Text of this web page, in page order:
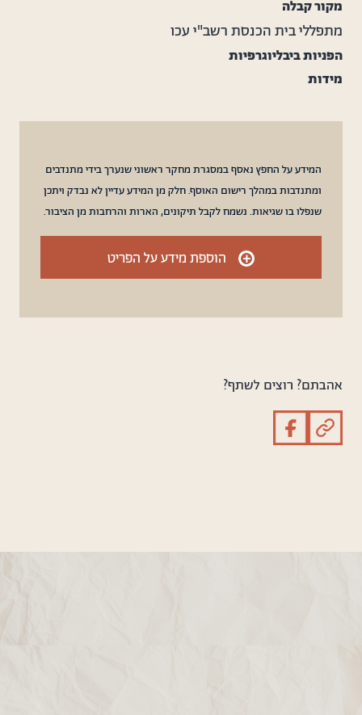
מקור קבלה
מתפללי בית הכנסת רשב"י עכו
הפניות ביבליוגרפיות
מידות
המידע על החפץ נאסף במסגרת מחקר ראשוני שנערך בידי מתנדבים
ומתנדבות במהלך רישום האוסף. חלק מן המידע עדיין לא נבדק ויתכן
שנפלו בו שגיאות. נשמח לקבל תיקונים, הארות והרחבות מן הציבור.
+ הוספת מידע על הפריט
אהבתם? רוצים לשתף?